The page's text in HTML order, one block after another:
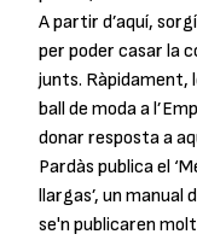
A partir d’aquí,
per poder casar la
junts. Ràpidament,
ball de moda a
donar resposta a
Pardàs publica el
llargas’, un manual
se'n publicaren